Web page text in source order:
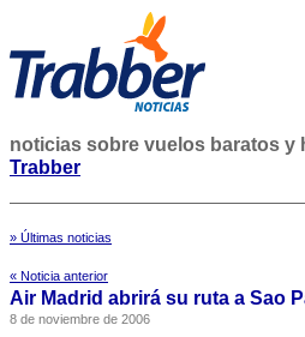
noticias sobre vuelos baratos y
Trabber
» Últimas noticias
« Noticia anterior
Air Madrid abrirá su ruta a Sao
8 de noviembre de 2006